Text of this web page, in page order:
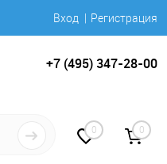
Вход Регистрация
+7 (495) 347-28-00
0 0